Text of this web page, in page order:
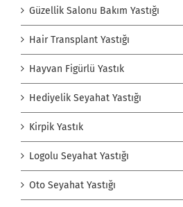
Güzellik Salonu Bakım Yastığı
Hair Transplant Yastığı
Hayvan Figürlü Yastık
Hediyelik Seyahat Yastığı
Kirpik Yastık
Logolu Seyahat Yastığı
Oto Seyahat Yastığı